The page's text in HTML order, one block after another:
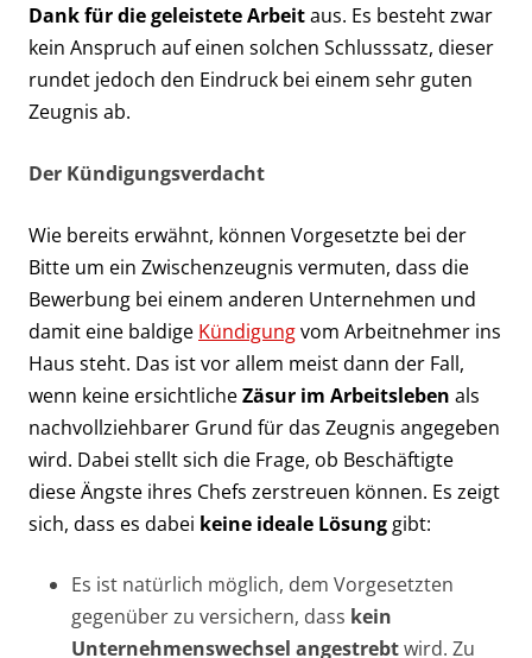
Dank für die geleistete Arbeitaus. Es besteht zwar
kein Anspruch auf einen solchen Schlusssatz, dieser
rundet jedoch den Eindruck bei einem sehr guten
Zeugnis ab.
Der Kündigungsverdacht
Wie bereits erwähnt, können Vorgesetzte bei der
Bitte um ein Zwischenzeugnis vermuten, dass die
Bewerbung bei einem anderen Unternehmen und
damit eine baldige Kündigungvom Arbeitnehmer ins
Haus steht. Das ist vor allem meist dann der Fall,
wenn keine ersichtlicheZäsur im Arbeitsleben als
nachvollziehbarer Grund für das Zeugnis angegeben
wird. Dabei stellt sich die Frage, ob Beschäftigte
diese Ängste ihres Chefs zerstreuen können. Es zeigt
sich, dass es dabei keine ideale Lösung gibt:
Es ist natürlich möglich, dem Vorgesetzten
gegenüber zu versichern, dass kein
Unternehmenswechsel angestrebtwird. Zu